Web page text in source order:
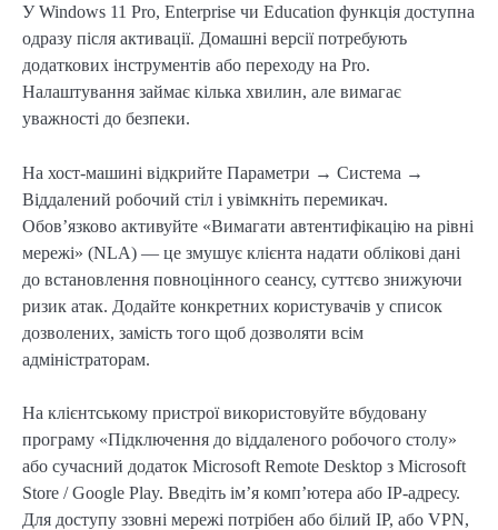
У Windows 11 Pro, Enterprise чи Education функція доступна
одразу після активації. Домашні версії потребують
додаткових інструментів або переходу на Pro.
Налаштування займає кілька хвилин, але вимагає
уважності до безпеки.
На хост-машині відкрийте Параметри → Система →
Віддалений робочий стіл і увімкніть перемикач.
Обов’язково активуйте «Вимагати автентифікацію на рівні
мережі» (NLA) — це змушує клієнта надати облікові дані
до встановлення повноцінного сеансу, суттєво знижуючи
ризик атак. Додайте конкретних користувачів у список
дозволених, замість того щоб дозволяти всім
адміністраторам.
На клієнтському пристрої використовуйте вбудовану
програму «Підключення до віддаленого робочого столу»
або сучасний додаток Microsoft Remote Desktop з Microsoft
Store / Google Play. Введіть ім’я комп’ютера або IP-адресу.
Для доступу ззовні мережі потрібен або білий IP, або VPN,